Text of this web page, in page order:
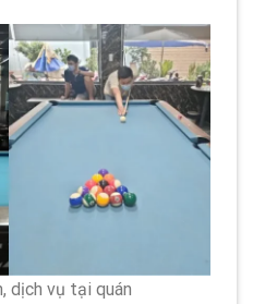
dịch vụ tại quán